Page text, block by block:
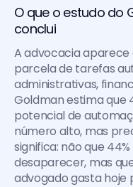
O que o estudo do
conclui
A advocacia
parcela de tarefas
administrativas,
Goldman estima que
potencial de
número alto, mas
significa: não que
desaparecer, mas
advogado gasta hoje